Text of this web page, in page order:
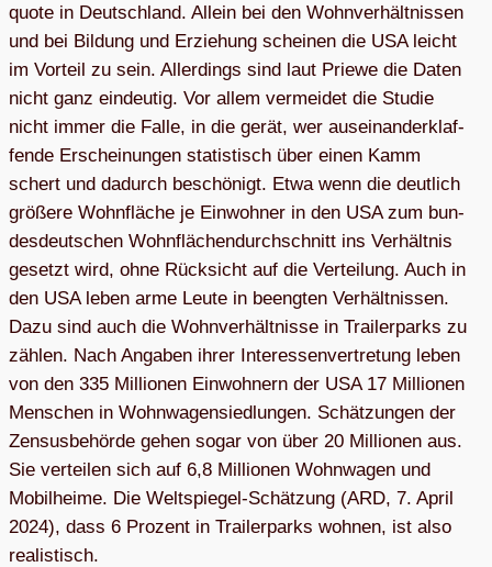
quote in Deutsch­land. Allein bei den Wohn­ver­hält­nis­sen
und bei Bil­dung und Erzie­hung schei­nen die USA leicht
im Vor­teil zu sein. Aller­dings sind laut Priewe die Daten
nicht ganz ein­deu­tig. Vor allem ver­mei­det die Stu­die
nicht immer die Falle, in die gerät, wer aus­ein­an­der­klaf­
fende Erschei­nun­gen sta­tis­tisch über einen Kamm
schert und dadurch beschö­nigt. Etwa wenn die deut­lich
grö­ßere Wohn­flä­che je Ein­woh­ner in den USA zum bun­
des­deut­schen Wohn­flä­chen­durch­schnitt ins Ver­hält­nis
gesetzt wird, ohne Rück­sicht auf die Ver­tei­lung. Auch in
den USA leben arme Leute in beeng­ten Ver­hält­nis­sen.
Dazu sind auch die Wohn­ver­hält­nisse in Trai­ler­parks zu
zäh­len. Nach Anga­ben ihrer Inter­es­sen­ver­tre­tung leben
von den 335 Mil­lio­nen Ein­woh­nern der USA 17 Mil­lio­nen
Men­schen in Wohn­wa­gen­sied­lun­gen. Schät­zun­gen der
Zen­sus­be­hörde gehen sogar von über 20 Mil­lio­nen aus.
Sie ver­tei­len sich auf 6,8 Mil­lio­nen Wohn­wa­gen und
Mobil­heime. Die Welt­spie­gel-Schät­zung (ARD, 7. April
2024), dass 6 Pro­zent in Trai­ler­parks woh­nen, ist also
rea­lis­tisch.